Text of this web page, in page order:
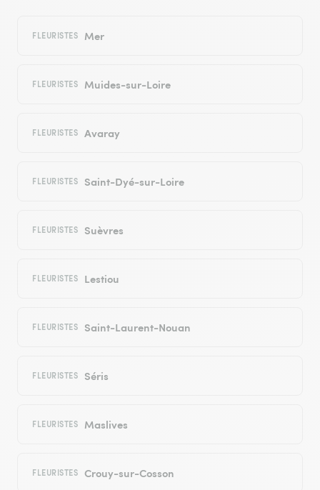
FLEURISTES Mer
FLEURISTES Muides-sur-Loire
FLEURISTES Avaray
FLEURISTES Saint-Dyé-sur-Loire
FLEURISTES Suèvres
FLEURISTES Lestiou
FLEURISTES Saint-Laurent-Nouan
FLEURISTES Séris
FLEURISTES Maslives
FLEURISTES Crouy-sur-Cosson